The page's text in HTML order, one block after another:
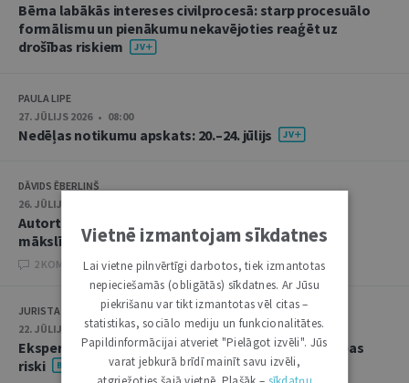
Bērna labākās intereses civilprocesā: starp procesuālo
formālismu un pienākumu nekavējoties reaģēt uz
drošības riskiem
PAULA LIPE
27. JŪLIJS 2026 • 08:00
Nedēļas notikumu apskats: 20.–24. jūlijs
DĀVIDS ĒBERLIŅŠ
26. JŪLIJS 2026 • 08:00
Autortiesību subjekta un objekta juridiskie aspekti
mākslīgā intelekta kontekstā
2 KOMENTĀRI
JURISTA VĀRDS
22. JŪLIJS 2026 • 14:00
Ekspertu saruna jūlijā: krimināltiesības un būvniecības
riski
Vietnē izmantojam sīkdatnes
Lai vietne pilnvērtīgi darbotos, tiek izmantotas
nepieciešamās (obligātās) sīkdatnes. Ar Jūsu
piekrišanu var tikt izmantotas vēl citas –
statistikas, sociālo mediju un funkcionalitātes.
Papildinformācijai atveriet "Pielāgot izvēli". Jūs
varat jebkurā brīdī mainīt savu izvēli,